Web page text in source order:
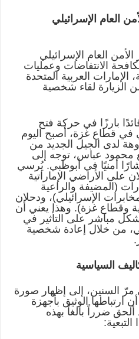
العام الإسرائيلي
العام الإسرائيلي
الانتفاضات وعمليات
الإمارات العربية المتحدة
الزيارة لقاء شخصية
بارزًا في حركة فتح
في قطاع غزة، أصبح اليوم
لدى الجيل الجديد من
محمود عباس، توجه إلى
أمنيًا في أبوظبي. يُرسي
على الأراضي الإماراتية
(المضيفة والراعية
الإسرائيلي)، ودحلان
وقطاع غزة). وهذا يعني أن
مباشر على التأثير في
من خلال إعادة شخصية
السياسية
السنين، إلى إظهار صورة
ارتباطها الوثيق بأجهزة
ألحق ضرراً بالغاً بهذه